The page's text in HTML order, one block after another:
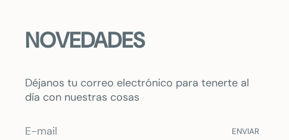
NOVEDADES
Déjanos tu correo electrónico para tenerte al
día con nuestras cosas
ENVIAR